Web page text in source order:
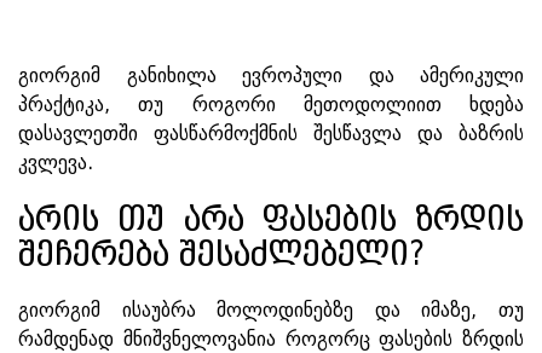
გიორგიმ განიხილა ევროპული და ამერიკული
პრაქტიკა, თუ როგორი მეთოდოლიით ხდება
დასავლეთში ფასწარმოქმნის შესწავლა და ბაზრის
კვლევა.
არის თუ არა ფასების ზრდის
შეჩერება შესაძლებელი?
გიორგიმ ისაუბრა მოლოდინებზე და იმაზე, თუ
რამდენად მნიშვნელოვანია როგორც ფასების ზრდის